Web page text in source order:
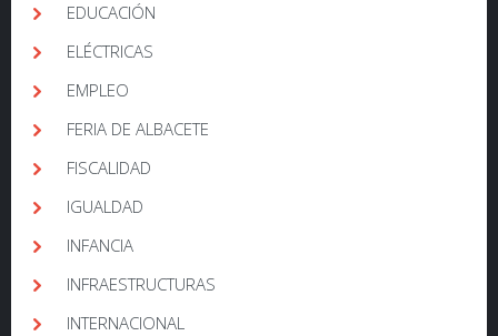
EDUCACIÓN
ELÉCTRICAS
EMPLEO
FERIA DE ALBACETE
FISCALIDAD
IGUALDAD
INFANCIA
INFRAESTRUCTURAS
INTERNACIONAL